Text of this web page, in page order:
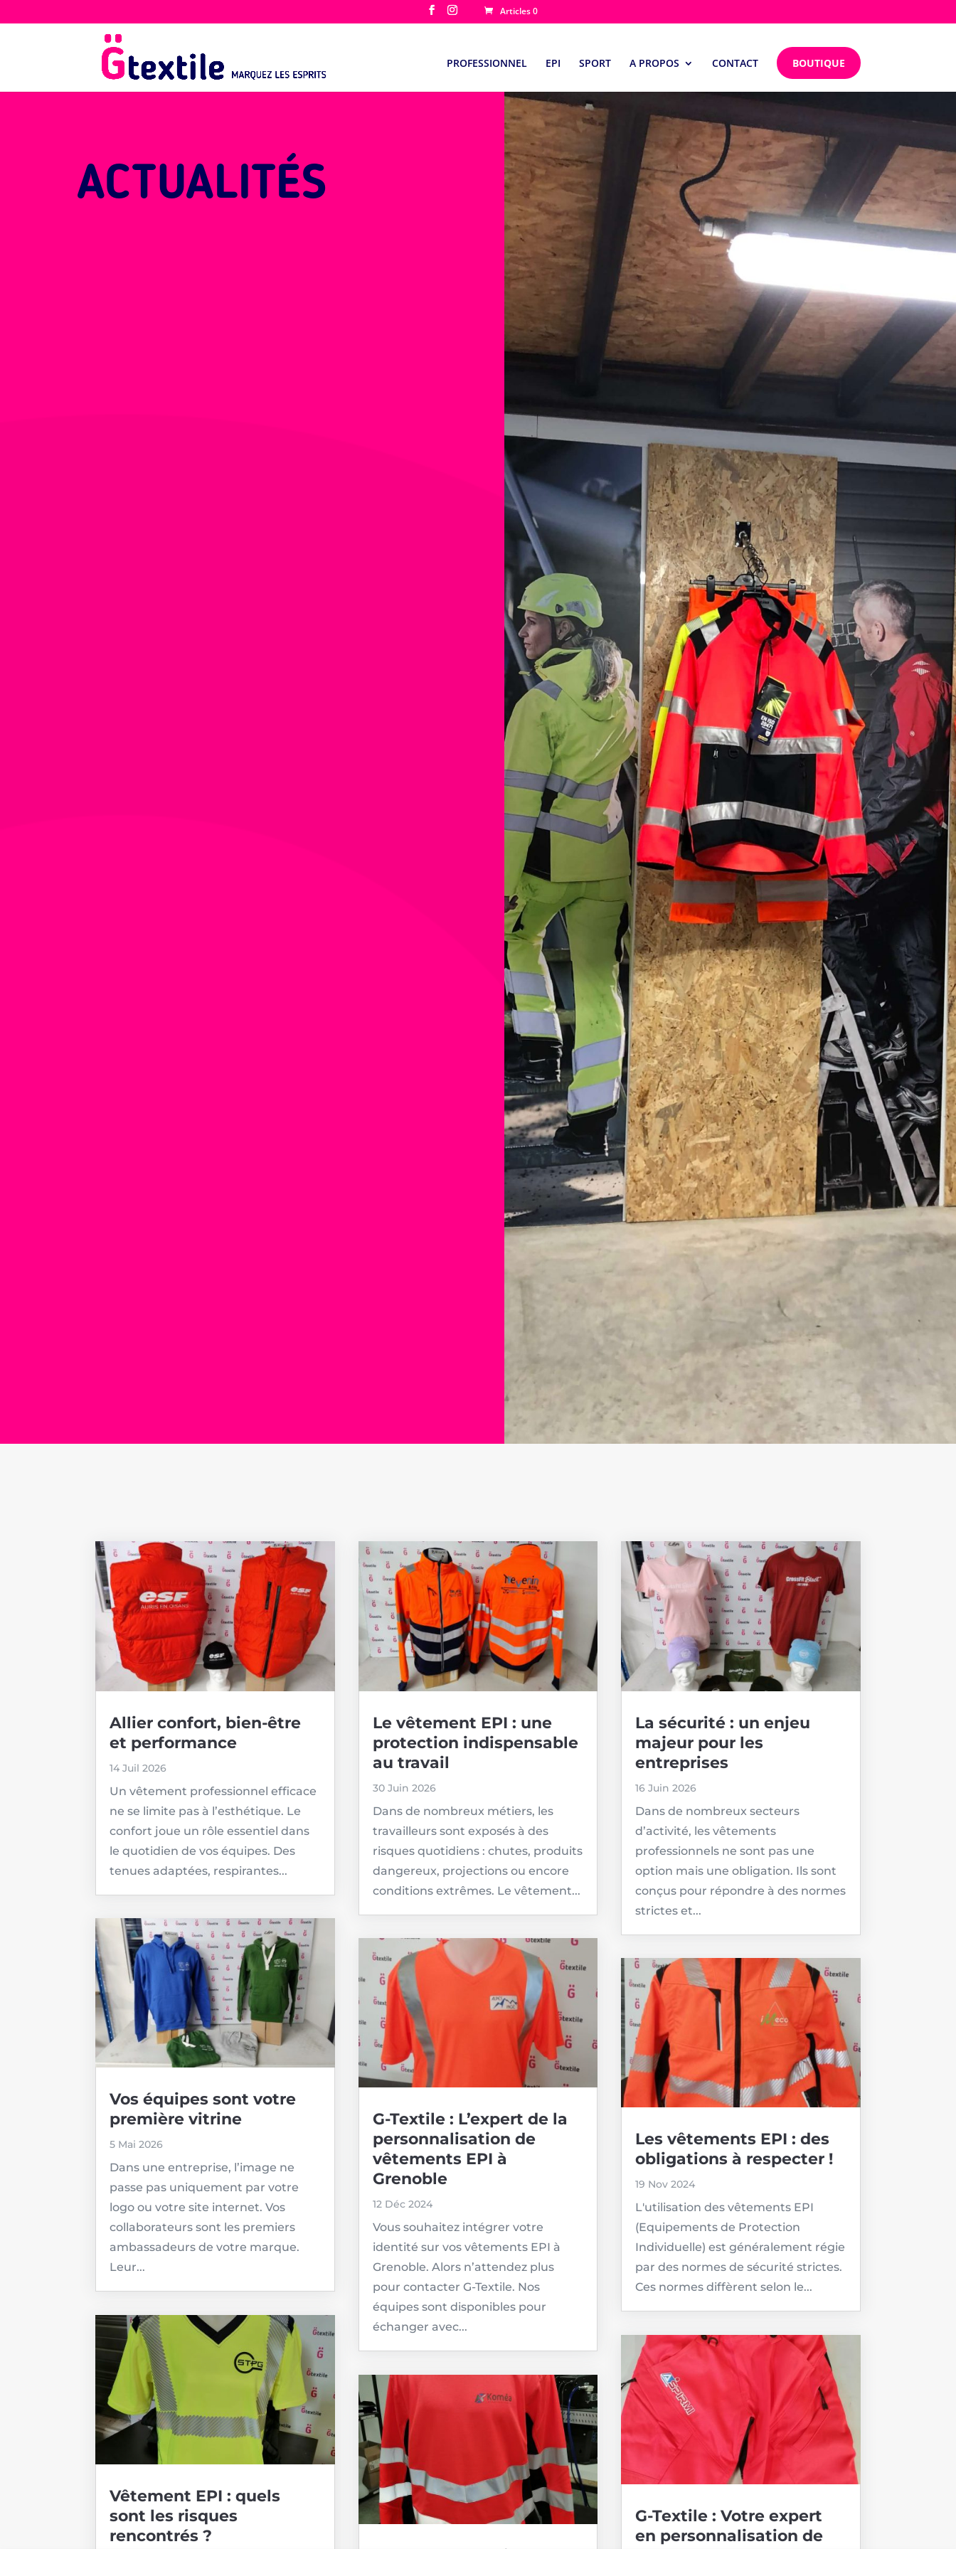
Articles 0
PROFESSIONNEL EPI SPORT A PROPOS CONTACT BOUTIQUE
ACTUALITÉS
Allier confort, bien-être
et performance
14 Juil 2026
Un vêtement professionnel efficace
ne se limite pas à l’esthétique. Le
confort joue un rôle essentiel dans
le quotidien de vos équipes. Des
tenues adaptées, respirantes...
Vos équipes sont votre
première vitrine
5 Mai 2026
Dans une entreprise, l’image ne
passe pas uniquement par votre
logo ou votre site internet. Vos
collaborateurs sont les premiers
ambassadeurs de votre marque.
Leur...
Vêtement EPI : quels
sont les risques
rencontrés ?
Le vêtement EPI : une
protection indispensable
au travail
30 Juin 2026
Dans de nombreux métiers, les
travailleurs sont exposés à des
risques quotidiens : chutes, produits
dangereux, projections ou encore
conditions extrêmes. Le vêtement...
G-Textile : L’expert de la
personnalisation de
vêtements EPI à
Grenoble
12 Déc 2024
Vous souhaitez intégrer votre
identité sur vos vêtements EPI à
Grenoble. Alors n’attendez plus
pour contacter G-Textile. Nos
équipes sont disponibles pour
échanger avec...
La sécurité : un enjeu
majeur pour les
entreprises
16 Juin 2026
Dans de nombreux secteurs
d’activité, les vêtements
professionnels ne sont pas une
option mais une obligation. Ils sont
conçus pour répondre à des normes
strictes et...
Les vêtements EPI : des
obligations à respecter !
19 Nov 2024
L'utilisation des vêtements EPI
(Equipements de Protection
Individuelle) est généralement régie
par des normes de sécurité strictes.
Ces normes diffèrent selon le...
G-Textile : Votre expert
en personnalisation de